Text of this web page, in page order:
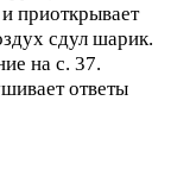
приоткрывает
сдул шарик.
на с. 37.
ответы